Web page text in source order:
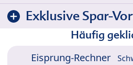
Exklusive Spar-
Häufig
Eisprung-Rechner